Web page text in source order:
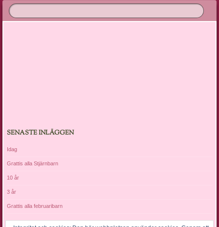
SENASTE INLÄGGEN
Idag
Grattis alla Stjärnbarn
10 år
3 år
Grattis alla februaribarn